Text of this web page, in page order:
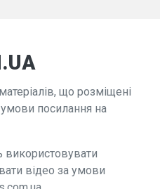
що розміщені
умови посилання на
використовувати
відео за умови